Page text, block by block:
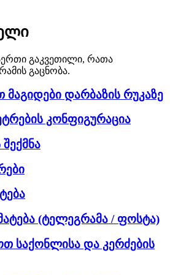
გაკვეთილი, რათა
გაცნობა.
დარბაზის რუკაზე
კონფიგურაცია
(ტელეგრამა / ფოსტა)
საქონლისა და კერძების